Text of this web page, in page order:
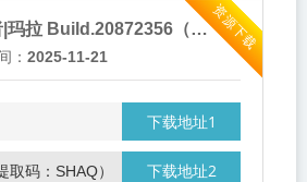
资源下载
噬梦者|玛拉 Build.20872356（Mara）免安装中文版
： 2025-11-21
下载地址1
下载地址2
取码：SHAQ）